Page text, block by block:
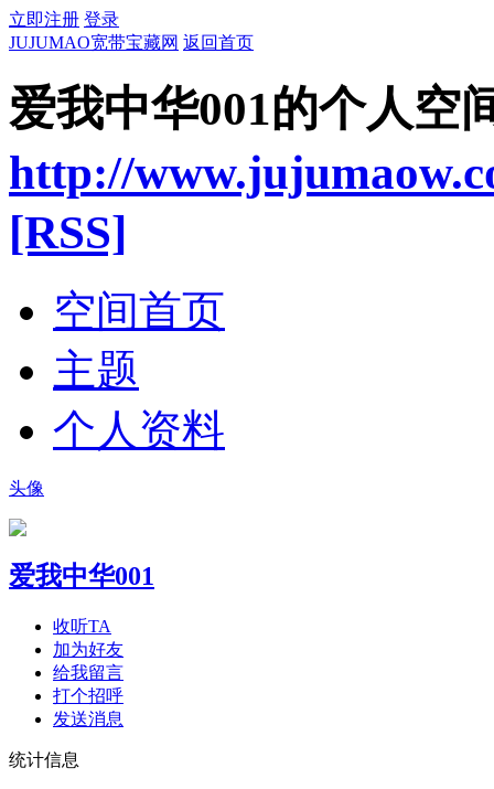
立即注册 登录
JUJUMAO宽带宝藏网 返回首页
爱我中华001的个人空
http://
[RSS]
空间首页
主题
个人资料
头像
爱我中华001
收听TA
加为好友
给我留言
打个招呼
发送消息
统计信息